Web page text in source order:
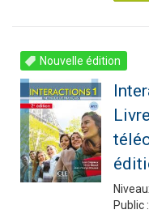
Nouvelle édition
Public :